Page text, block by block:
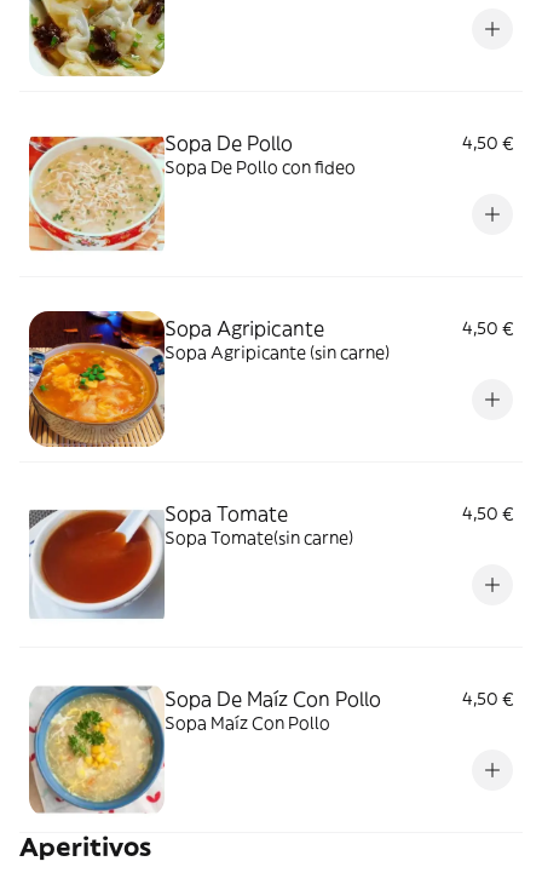
Sopa De Pollo
4,50 €
Sopa De Pollo con fideo
Sopa Agripicante
4,50 €
Sopa Agripicante (sin carne)
Sopa Tomate
4,50 €
Sopa Tomate(sin carne)
Sopa De Maíz Con Pollo
4,50 €
Sopa Maíz Con Pollo
Aperitivos